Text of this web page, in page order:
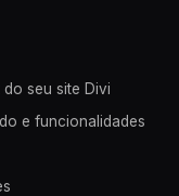
seu site Divi
e funcionalidades